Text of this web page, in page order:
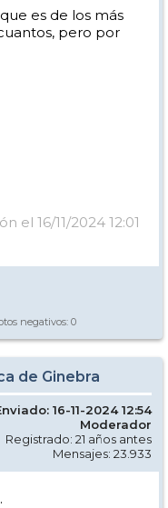
es de los más
pero por
el 16/11/2024 12:01
negativos: 0
de Ginebra
16-11-2024 12:54
Moderador
Registrado: 21 años antes
Mensajes: 23.933
.